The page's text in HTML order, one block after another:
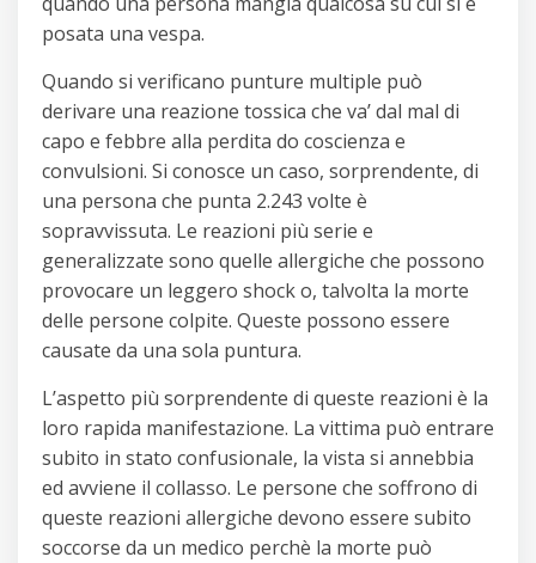
posata una vespa.
Quando si verificano punture multiple può
derivare una reazione tossica che va’ dal mal di
capo e febbre alla perdita do coscienza e
convulsioni. Si conosce un caso, sorprendente, di
una persona che punta 2.243 volte è
sopravvissuta. Le reazioni più serie e
generalizzate sono quelle allergiche che possono
provocare un leggero shock o, talvolta la morte
delle persone colpite. Queste possono essere
causate da una sola puntura.
L’aspetto più sorprendente di queste reazioni è la
loro rapida manifestazione. La vittima può entrare
subito in stato confusionale, la vista si annebbia
ed avviene il collasso. Le persone che soffrono di
queste reazioni allergiche devono essere subito
soccorse da un medico perchè la morte può